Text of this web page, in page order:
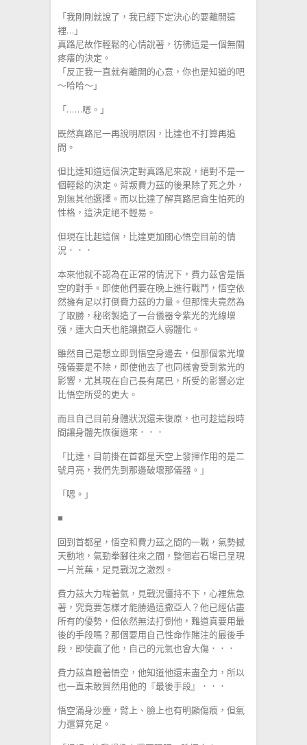
「我剛剛就說了，我已經下定決心的要離開這
裡…」
真路尼故作輕鬆的心情說著，彷彿這是一個無關
疼癢的決定。
「反正我一直就有離開的心意，你也是知道的吧
～哈哈～」
「……嗯。」
既然真路尼一再說明原因，比達也不打算再追
問。
但比達知道這個決定對真路尼來說，絕對不是一
個輕鬆的決定。背叛費力茲的後果除了死之外，
別無其他選擇。而以比達了解真路尼貪生怕死的
性格，這決定絕不輕易。
但現在比起這個，比達更加關心悟空目前的情
況．．．
本來他就不認為在正常的情況下，費力茲會是悟
空的對手。即使他們要在晚上進行戰鬥，悟空依
然擁有足以打倒費力茲的力量。但那懦夫竟然為
了取勝，秘密製造了一台儀器令紫光的光線增
强，連大白天也能讓撒亞人弱體化。
雖然自己是想立即到悟空身邊去，但那個紫光增
强儀要是不除，即使他去了也同樣會受到紫光的
影響，尤其現在自己長有尾巴，所受的影響必定
比悟空所受的更大。
而且自己目前身體狀況還未復原，也可趁這段時
間讓身體先恢復過來．．．
「比達，目前掛在首都星天空上發揮作用的是二
號月亮，我們先到那邊破壞那儀器。」
「嗯。」
■
回到首都星，悟空和費力茲之間的一戰，氣勢撼
天動地，氣勁拳腳往來之間，整個岩石場已呈現
一片荒蕪，足見戰況之激烈。
費力茲大力喘著氣，見戰況僵持不下，心裡焦急
著，究竟要怎樣才能勝過這撒亞人？他已經佔盡
所有的優勢，但依然無法打倒他，難道真要用最
後的手段嗎？那個要用自己性命作賭注的最後手
段，即使贏了他，自己的元氣也會大傷．．．
費力茲直瞪著悟空，他知道他還未盡全力，所以
也一直未敢貿然用他的『最後手段』．．．
悟空滿身沙塵，臂上、臉上也有明顯傷痕，但氣
力還算充足。